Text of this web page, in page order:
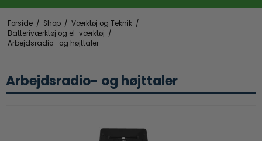
Forside / Shop / Værktøj og Teknik /
Batteriværktøj og el-værktøj /
Arbejdsradio- og højttaler
Arbejdsradio- og højttaler